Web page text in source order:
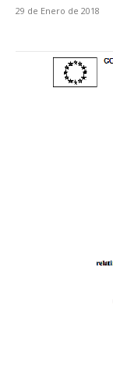
29 de Enero de 2018